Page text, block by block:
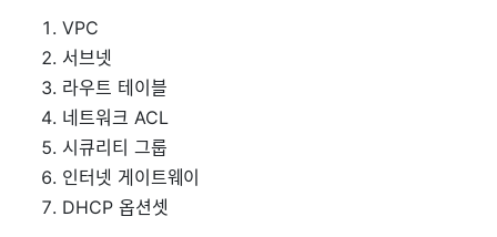
VPC
서브넷
라우트 테이블
네트워크 ACL
시큐리티 그룹
인터넷 게이트웨이
DHCP 옵션셋